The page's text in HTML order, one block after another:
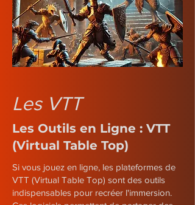
Les VTT
Les Outils en Ligne : VTT
(Virtual Table Top)
​Si vous jouez en ligne, les plateformes de
VTT (Virtual Table Top) sont des outils
indispensables pour recréer l'immersion.